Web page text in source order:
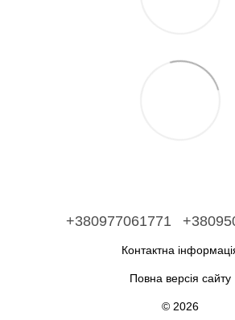
+380977061771
Контактна
Повна версія сайту
© 2026